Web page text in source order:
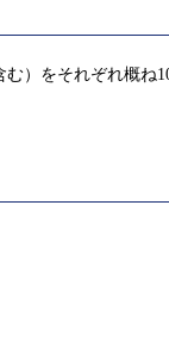
）をそれぞれ概ね